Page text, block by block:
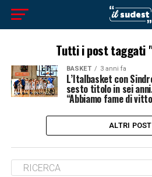
Tutti i post taggati
BASKET 3 anni fa
L’Italbasket con
sesto titolo in sei
“Abbiamo fame di
ALTRI POST